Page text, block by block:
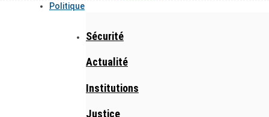
Politique
Sécurité
Actualité
Institutions
Justice